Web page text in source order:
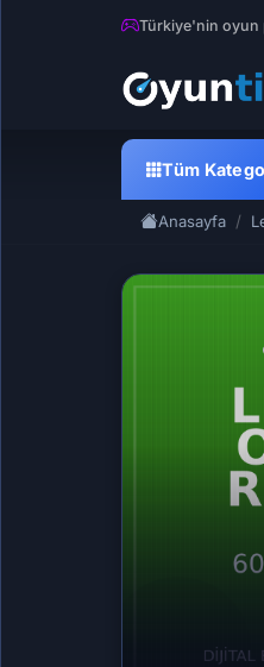
Türkiye'nin oyun
Tüm
Anasayfa